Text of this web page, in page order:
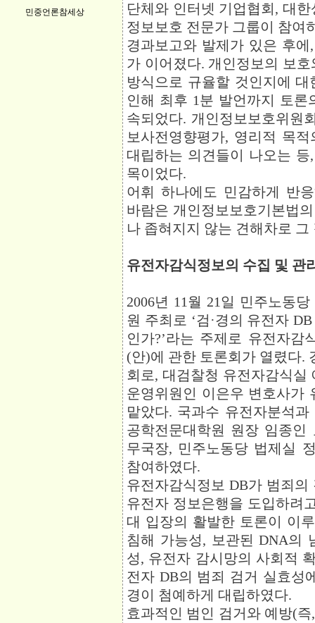
민중언론참세상
단체와 인터넷 기업협회, 대
정보보호 전문가 그룹이 참여
경과보고와 발제가 있은 후
가 이어졌다. 개인정보의 보
방식으로 규율할 것인지에
인해 최후 1분 발언까지 토
속되었다. 개인정보보호위원
보사전영향평가, 영리적 목
대립하는 의견들이 나오는
목이었다.
어휘 하나에도 민감하게 반
바람은 개인정보보호기본법
나 좁혀지지 않는 견해차로
유전자감식정보의 수집 및 관
2006년 11월 21일 민주노동
원 주최로 ‘검·경의 유전자
인가?’라는 주제로 유전자
(안)에 관한 토론회가 열렸다.
회로, 대검찰청 유전자감식실
운영위원인 이은우 변호사가
맡았다. 국과수 유전자분석
공학전문대학원 원장 임종
무국장, 민주노동당 법제실
참여하였다.
유전자감식정보 DB가 범죄
유전자 정보은행을 도입하려
대 입장의 활발한 토론이 이
침해 가능성, 보관된 DNA의
성, 유전자 감시망의 사회적
전자 DB의 범죄 검거 실효성
경이 첨예하게 대립하였다.
효과적인 범인 검거와 예방(